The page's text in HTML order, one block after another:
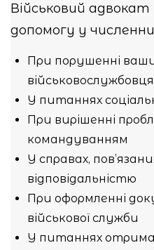
Військовий
допомогу у
При порушенні
військовослужбовця
У питаннях
При вирішенні
командуванням
У справах,
відповідальністю
При оформленні
військової служби
У питаннях